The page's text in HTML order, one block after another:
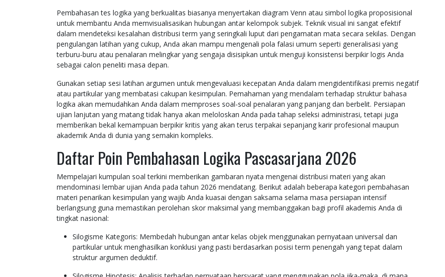
Pembahasan tes logika yang berkualitas biasanya menyertakan diagram Venn atau simbol logika proposisional
untuk membantu Anda memvisualisasikan hubungan antar kelompok subjek. Teknik visual ini sangat efektif
dalam mendeteksi kesalahan distribusi term yang seringkali luput dari pengamatan mata secara sekilas. Dengan
pengulangan latihan yang cukup, Anda akan mampu mengenali pola falasi umum seperti generalisasi yang
terburu-buru atau penalaran melingkar yang sengaja disisipkan untuk menguji konsistensi berpikir logis Anda
sebagai calon peneliti masa depan.
Gunakan setiap sesi latihan argumen untuk mengevaluasi kecepatan Anda dalam mengidentifikasi premis negatif
atau partikular yang membatasi cakupan kesimpulan. Pemahaman yang mendalam terhadap struktur bahasa
logika akan memudahkan Anda dalam memproses soal-soal penalaran yang panjang dan berbelit. Persiapan
ujian lanjutan yang matang tidak hanya akan meloloskan Anda pada tahap seleksi administrasi, tetapi juga
memberikan bekal kemampuan berpikir kritis yang akan terus terpakai sepanjang karir profesional maupun
akademik Anda di dunia yang semakin kompleks.
Daftar Poin Pembahasan Logika Pascasarjana 2026
Mempelajari kumpulan soal terkini memberikan gambaran nyata mengenai distribusi materi yang akan
mendominasi lembar ujian Anda pada tahun 2026 mendatang. Berikut adalah beberapa kategori pembahasan
materi penarikan kesimpulan yang wajib Anda kuasai dengan saksama selama masa persiapan intensif
berlangsung guna memastikan perolehan skor maksimal yang membanggakan bagi profil akademis Anda di
tingkat nasional:
Silogisme Kategoris: Membedah hubungan antar kelas objek menggunakan pernyataan universal dan
partikular untuk menghasilkan konklusi yang pasti berdasarkan posisi term penengah yang tepat dalam
struktur argumen deduktif.